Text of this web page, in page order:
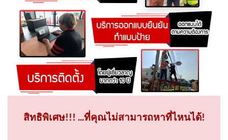
สิทธิพิเศษ!!! ...ที่คุณไม่สามารถหาที่ไหนได้!